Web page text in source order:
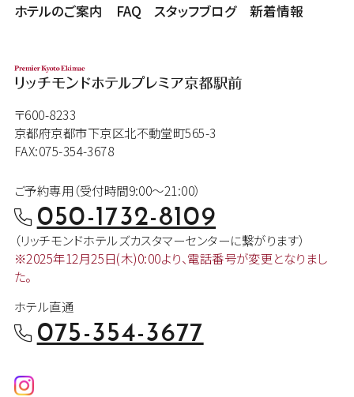
ホテルのご案内
FAQ スタッフブログ 新着情報
〒600-8233
京都府京都市下京区北不動堂町565-3
FAX:075-354-3678
ご予約専用（受付時間9:00～21:00）
050-1732-8109
（リッチモンドホテルズカスタマーセンターに繋がります）
※2025年12月25日(木)0:00より、電話番号が変更となりまし
た。
ホテル直通
075-354-3677